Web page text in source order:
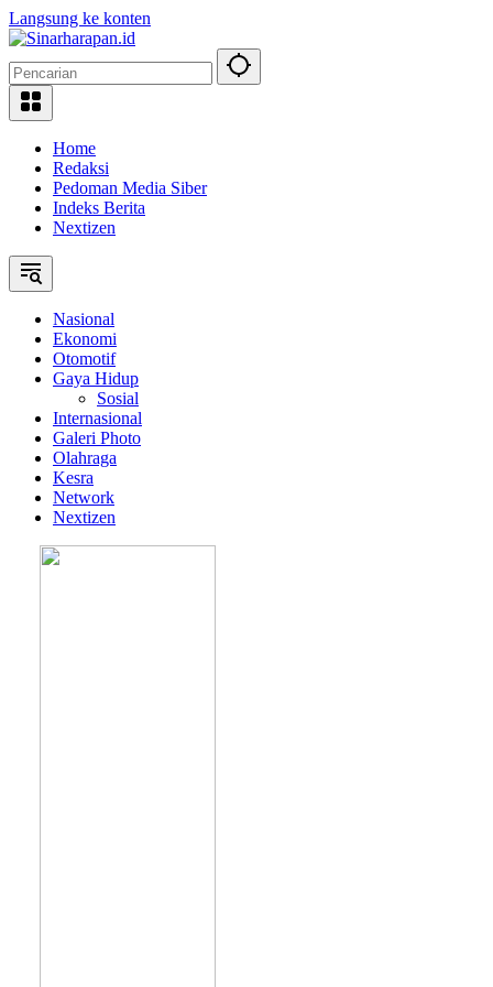
Langsung ke konten
Home
Redaksi
Pedoman Media Siber
Indeks Berita
Nextizen
Nasional
Ekonomi
Otomotif
Gaya Hidup
Sosial
Internasional
Galeri Photo
Olahraga
Kesra
Network
Nextizen